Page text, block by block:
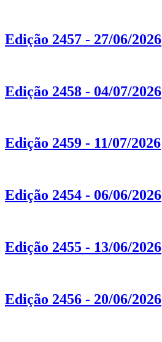
Edição 2457 - 27/06/2026
Edição 2458 - 04/07/2026
Edição 2459 - 11/07/2026
Edição 2454 - 06/06/2026
Edição 2455 - 13/06/2026
Edição 2456 - 20/06/2026